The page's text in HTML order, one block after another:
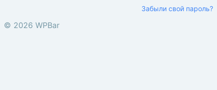
Забыли свой пароль?
© 2026 WPBar